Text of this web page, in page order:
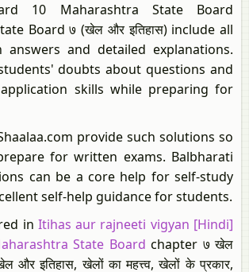
10 Maharashtra State Board
Board ७ (खेल और इतिहास) include all
answers and detailed explanations.
doubts about questions and
skills while preparing for
provide such solutions so
for written exams. Balbharati
can be a core help for self-study
self-help guidance for students.
in Itihas aur rajneeti vigyan [Hindi]
State Board chapter ७ खेल
और इतिहास, खेलों का महत्त्व, खेलों के प्रकार,